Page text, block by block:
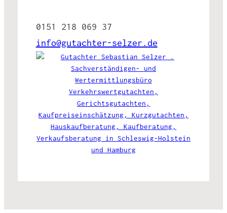
0151 218 069 37
info@gutachter-selzer.de